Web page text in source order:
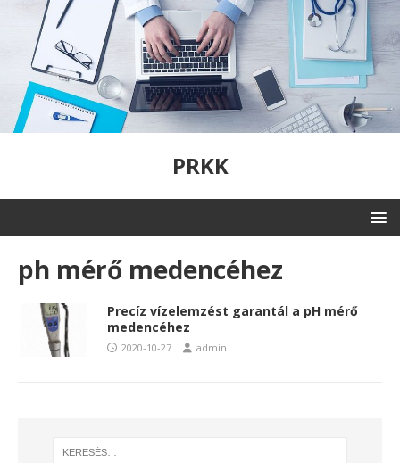
PRKK
ph mérő medencéhez
Precíz vízelemzést garantál a pH mérő
medencéhez
2020-10-27 admin